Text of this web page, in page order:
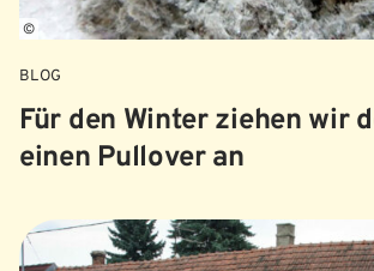
©
BLOG
Für den Winter ziehen wir
einen Pullover an